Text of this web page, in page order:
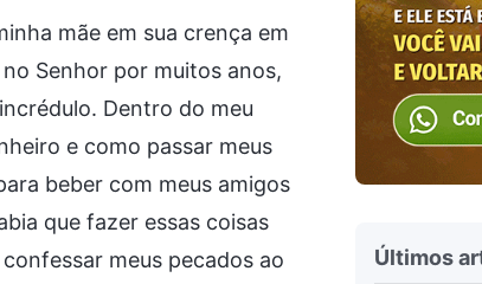
mãe em sua crença em
Senhor por muitos anos,
Dentro do meu
e como passar meus
beber com meus amigos
que fazer essas coisas
meus pecados ao
Últimos